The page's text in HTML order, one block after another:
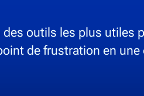
outils les plus utiles
de frustration en